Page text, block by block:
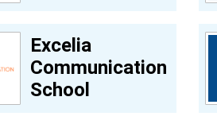
Excelia
Communication
School